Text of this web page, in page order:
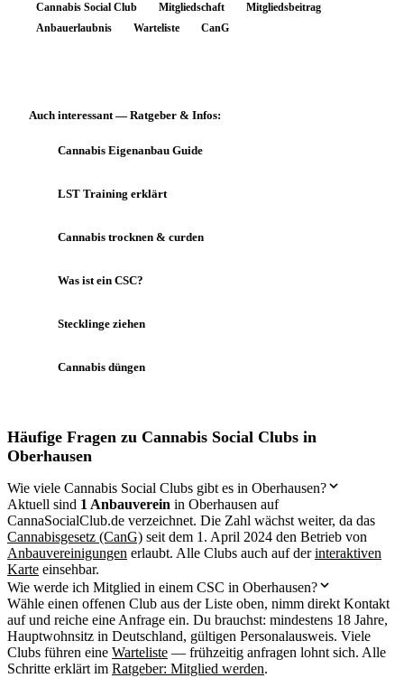
Cannabis Social Club Mitgliedschaft
Mitgliedsbeitrag
Anbauerlaubnis
Warteliste CanG
Auch interessant — Ratgeber & Infos:
Cannabis Eigenanbau Guide
LST Training erklärt
Cannabis trocknen & curden
Was ist ein CSC?
Stecklinge ziehen
Cannabis düngen
Häufige Fragen zu Cannabis Social Clubs in
Oberhausen
Wie viele Cannabis Social Clubs gibt es in Oberhausen?
Aktuell sind 1 Anbauverein in Oberhausen auf
CannaSocialClub.de verzeichnet. Die Zahl wächst weiter, da das
Cannabisgesetz (CanG) seit dem 1. April 2024 den Betrieb von
Anbauvereinigungen erlaubt. Alle Clubs auch auf derinteraktiven
Karte einsehbar.
Wie werde ich Mitglied in einem CSC in Oberhausen?
Wähle einen offenen Club aus der Liste oben, nimm direkt Kontakt
auf und reiche eine Anfrage ein. Du brauchst: mindestens 18 Jahre,
Hauptwohnsitz in Deutschland, gültigen Personalausweis. Viele
Clubs führen eine Warteliste — frühzeitig anfragen lohnt sich. Alle
Schritte erklärt im Ratgeber: Mitglied werden.